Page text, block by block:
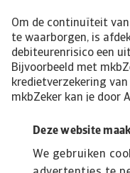
Deze website
We gebruiken
Om de continuïteit
te waarborgen, is
debiteurenrisico een
Bijvoorbeeld met
kredietverzekering
mkbZeker kan je door
kredietwaardigheid.
vergroten.